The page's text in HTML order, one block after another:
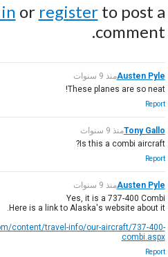
or registerto post a
comment.
Austen Pyleمنذ 9 سنوات
These planes are so neat!
Report
Tony Galloمنذ 9 سنوات
Is this a combi aircraft?
Report
Austen Pyleمنذ 9 سنوات
Yes, it is a 737-400 Combi
Here is a link to Alaska's website about it.
content/travel-info/our-aircraft/737-400-
combi.aspx
Report